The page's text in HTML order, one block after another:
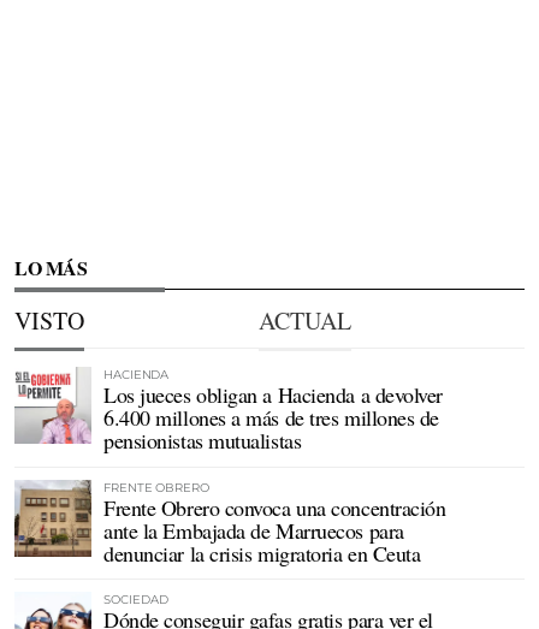
LO MÁS
VISTO ACTUAL
HACIENDA
Los jueces obligan a Hacienda a devolver
6.400 millones a más de tres millones de
pensionistas mutualistas
FRENTE OBRERO
Frente Obrero convoca una concentración
ante la Embajada de Marruecos para
denunciar la crisis migratoria en Ceuta
SOCIEDAD
Dónde conseguir gafas gratis para ver el